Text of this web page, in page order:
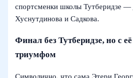
спортсменки школы Тутберидзе —
Хуснутдинова и Садкова.
Финал без Тутберидзе, но с
триумфом